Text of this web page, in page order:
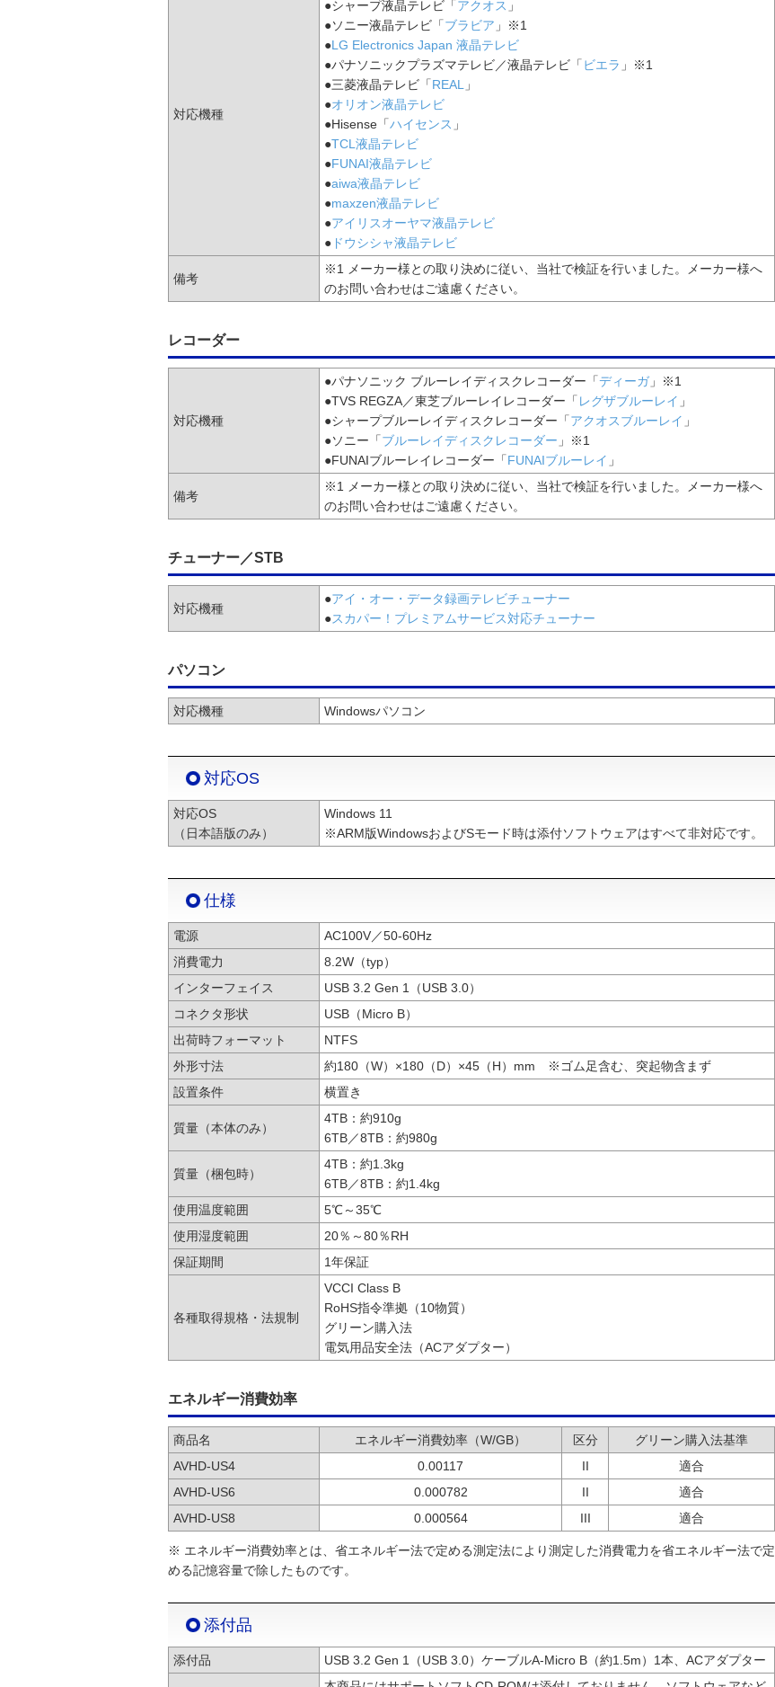
対応機種
●シャープ液晶テレビ「アクオス 」
●ソニー液晶テレビ「ブラビア 」※1
●LG Electronics Japan 液晶テレビ
●パナソニックプラズマテレビ／液晶テレビ「 ビエラ 」※1
●三菱液晶テレビ「REAL
」
●オリオン液晶テレビ
●Hisense「ハイセンス 」
●TCL液晶テレビ
●FUNAI液晶テレビ
●aiwa液晶テレビ
●maxzen液晶テレビ
●アイリスオーヤマ液晶テレビ
● ドウシシャ液晶テレビ
備考
※1 メーカー様との取り決めに従い、当社で検証を行いました。メーカー様へ
のお問い合わせはご遠慮ください。
レコーダー
対応機種
●パナソニック ブルーレイディスクレコーダー「ディーガ」※1
●TVS REGZA／東芝ブルーレイレコーダー「 レグザブルーレイ 」
●シャープブルーレイディスクレコーダー「アクオスブルーレイ 」
●ソニー「ブルーレイディスクレコーダー 」※1
●FUNAIブルーレイレコーダー「FUNAIブルーレイ 」
備考
※1 メーカー様との取り決めに従い、当社で検証を行いました。メーカー様へ
のお問い合わせはご遠慮ください。
チューナー／STB
対応機種
●アイ・オー・データ録画テレビチューナー
●スカパー！プレミアムサービス対応チューナー
パソコン
対応機種 Windowsパソコン
対応OS
対応OS
（日本語版のみ）
Windows 11
※ARM版WindowsおよびSモード時は添付ソフトウェアはすべて非対応です。
仕様
電源
AC100V／50-60Hz
消費電力
8.2W（typ）
インターフェイス
USB 3.2 Gen 1（USB 3.0）
コネクタ形状
USB（Micro B）
出荷時フォーマット
NTFS
外形寸法
約180（W）×180（D）×45（H）mm ※ゴム足含む、突起物含まず
設置条件
横置き
質量（本体のみ）
4TB：約910g
6TB／8TB：約980g
質量（梱包時）
4TB：約1.3kg
6TB／8TB：約1.4kg
使用温度範囲
5℃～35℃
使用湿度範囲
20％～80％RH
保証期間
1年保証
各種取得規格・法規制
VCCI Class B
RoHS指令準拠（10物質）
グリーン購入法
電気用品安全法（ACアダプター）
エネルギー消費効率
商品名 エネルギー消費効率（W/GB） 区分
グリーン購入法基準
AVHD-US4
0.00117 II
適合
AVHD-US6
0.000782 II
適合
AVHD-US8
0.000564 III 適合
※ エネルギー消費効率とは、省エネルギー法で定める測定法により測定した消費電力を省エネルギー法で定
める記憶容量で除したものです。
添付品
添付品
USB 3.2 Gen 1（USB 3.0）ケーブルA-Micro B（約1.5m）1本、ACアダプター